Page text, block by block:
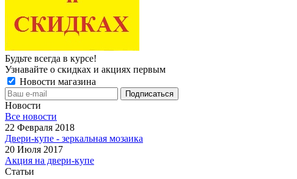
Будьте всегда в курсе!
Узнавайте о скидках и акциях первым
Новости магазина
Новости
Все новости
22 Февраля 2018
Двери-купе - зеркальная мозаика
20 Июля 2017
Акция на двери-купе
Статьи